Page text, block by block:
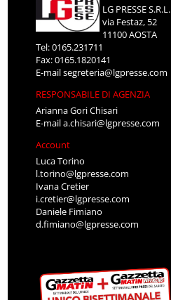
LG PRESSE S.R.L.
via Festaz, 52
11100 AOSTA
Tel: 0165.231711
Fax: 0165.1820141
E-mailsegreteria@lgpresse.com
RESPONSABILE DI AGENZIA
Arianna Gori Chisari
E-maila.chisari@lgpresse.com
Account
Luca Torino
l.torino@lgpresse.com
Ivana Cretier
i.cretier@lgpresse.com
Daniele Fimiano
d.fimiano@lgpresse.com